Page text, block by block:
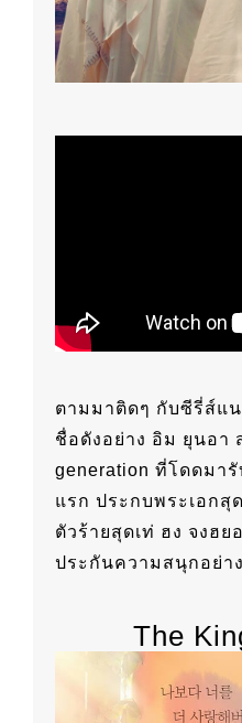
ตามมาติดๆ กับซีรี่ส์แ
ชื่อดังอย่าง อิม ยุนอา
generation ที่โดดมา
แรก ประกบพระเอก
ตัวร้ายสุดเท่ ฮง จงฮย
ประกันความสนุกอย่า
The